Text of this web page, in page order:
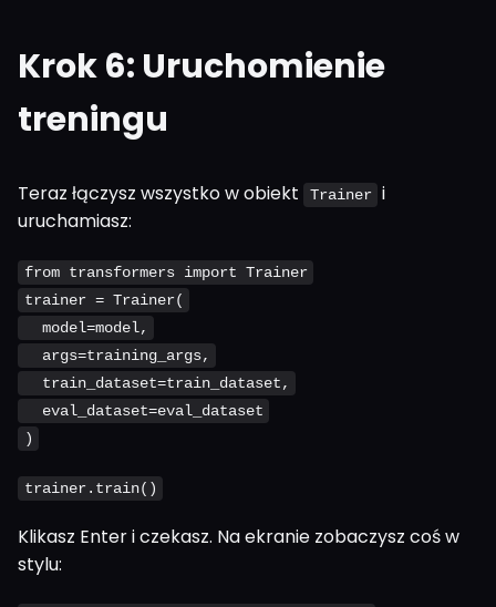
Krok 6: Uruchomienie
treningu
Teraz łączysz wszystko w obiekt Trainer i
uruchamiasz:
from transformers import Trainer
trainer = Trainer(
model=model,
args=training_args,
train_dataset=train_dataset,
eval_dataset=eval_dataset
)
trainer.train()
Klikasz Enter i czekasz. Na ekranie zobaczysz coś w
stylu: